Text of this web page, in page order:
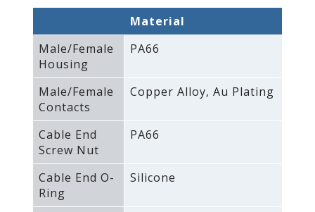
Material
Male/Female
Housing
PA66
Male/Female
Contacts
Copper Alloy‚ Au Plating
Cable End
Screw Nut
PA66
Cable End O-
Ring
Silicone